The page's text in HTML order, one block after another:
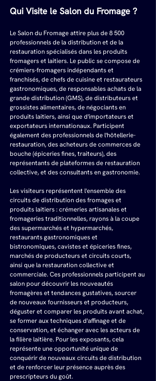
Qui Visite le Salon du Fromage ?
Le Salon du Fromage attire plus de 8 500
professionnels de la distribution et de la
restauration spécialisés dans les produits
fromagers et laitiers. Le public se compose de
crémiers-fromagers indépendants et
franchisés, de chefs de cuisine et restaurateurs
gastronomiques, de responsables achats de la
grande distribution (GMS), de distributeurs et
grossistes alimentaires, de négociants en
produits laitiers, ainsi que d'importateurs et
exportateurs internationaux. Participent
également des professionnels de l'hôtellerie-
restauration, des acheteurs de commerces de
bouche (épiceries fines, traiteurs), des
représentants de plateformes de restauration
collective, et des consultants en gastronomie.
Les visiteurs représentent l'ensemble des
circuits de distribution des fromages et
produits laitiers : crémeries artisanales et
fromageries traditionnelles, rayons à la coupe
des supermarchés et hypermarchés,
restaurants gastronomiques et
bistronomiques, cavistes et épiceries fines,
marchés de producteurs et circuits courts,
ainsi que la restauration collective et
commerciale. Ces professionnels participent au
salon pour découvrir les nouveautés
fromagères et tendances gustatives, sourcer
de nouveaux fournisseurs et producteurs,
déguster et comparer les produits avant achat,
se former aux techniques d'affinage et de
conservation, et échanger avec les acteurs de
la filière laitière. Pour les exposants, cela
représente une opportunité unique de
conquérir de nouveaux circuits de distribution
et de renforcer leur présence auprès des
prescripteurs du goût.